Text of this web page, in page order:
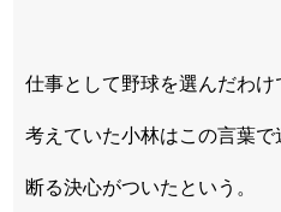
仕事として野球を選んだわけ
考えていた小林はこの言葉で
断る決心がついたという。